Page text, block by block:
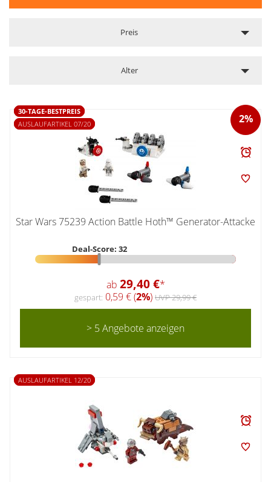
Preis
Alter
2%
30-TAGE-BESTPREIS
AUSLAUFARTIKEL 07/20
Star Wars 75239 Action Battle Hoth™ Generator-Attacke
Deal-Score: 32
ab 29,40 €*
gespart: 0,59 € (2%) UVP 29,99 €
> 5 Angebote anzeigen
AUSLAUFARTIKEL 12/20